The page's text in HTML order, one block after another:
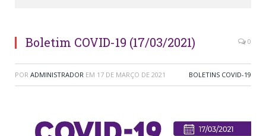
Boletim COVID-19 (17/03/2021) 0
POR ADMINISTRADOR EM 17 DE MARÇO DE 2021 BOLETINS COVID-19